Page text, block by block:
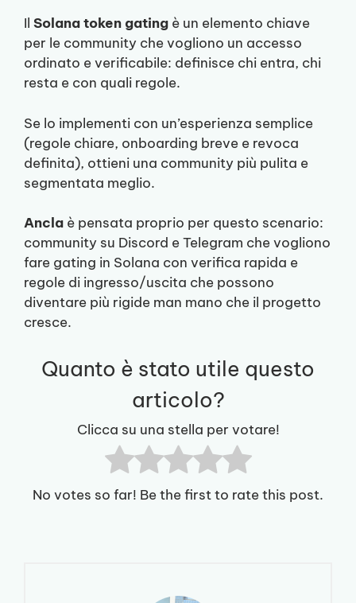
Il Solana token gating è un elemento chiave
per le community che vogliono un accesso
ordinato e verificabile: definisce chi entra, chi
resta e con quali regole.
Se lo implementi con un’esperienza semplice
(regole chiare, onboarding breve e revoca
definita), ottieni una community più pulita e
segmentata meglio.
Ancla è pensata proprio per questo scenario:
community su Discord e Telegram che vogliono
fare gating in Solana con verifica rapida e
regole di ingresso/uscita che possono
diventare più rigide man mano che il progetto
cresce.
Quanto è stato utile questo
articolo?
Clicca su una stella per votare!
No votes so far! Be the first to rate this post.